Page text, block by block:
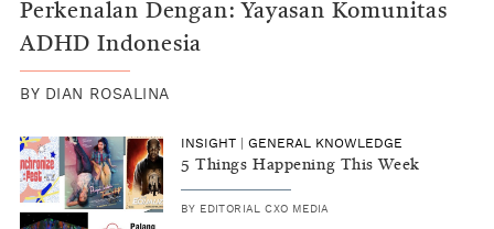
Perkenalan Dengan: Yayasan Komunitas
ADHD Indonesia
BY DIAN ROSALINA
INSIGHT GENERAL KNOWLEDGE
5 Things Happening This Week
BY EDITORIAL CXO MEDIA